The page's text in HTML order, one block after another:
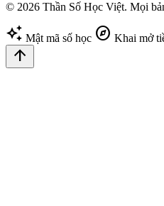
© 2026 Thần Số Học Việt. Mọi
auto_awesome Mật mã số học explore Khai mở
arrow_upward